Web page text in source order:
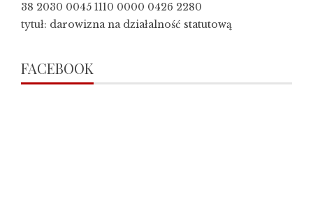
38 2030 0045 1110 0000 0426 2280
tytuł: darowizna na działalność statutową
FACEBOOK